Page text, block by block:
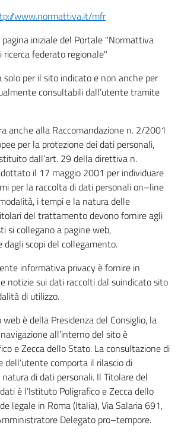
www.normattiva.it/mfr
iniziale del Portale "Normattiva
federato regionale"
solo per il sito indicato e non anche per
consultabili dall’utente tramite
anche alla Raccomandazione n. 2/2001
per la protezione dei dati personali,
dall’art. 29 della direttiva n.
il 17 maggio 2001 per individuare
per la raccolta di dati personali on–line
i tempi e la natura delle
del trattamento devono fornire agli
si collegano a pagine web,
scopi del collegamento.
informativa privacy è fornire in
notizie sui dati raccolti dal suindicato sito
di utilizzo.
è della Presidenza del Consiglio, la
all’interno del sito è
e Zecca dello Stato. La consultazione di
dell’utente comporta il rilascio di
di dati personali. Il Titolare del
è l’Istituto Poligrafico e Zecca dello
legale in Roma (Italia), Via Salaria 691,
Delegato pro–tempore.